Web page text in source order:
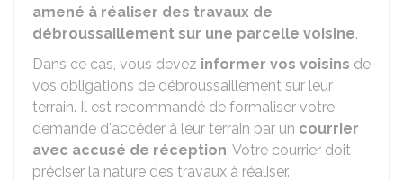
amené à réaliser des travaux de
débroussaillement sur une parcelle voisine.
Dans ce cas, vous devez informer vos voisins de
vos obligations de débroussaillement sur leur
terrain. Il est recommandé de formaliser votre
demande d'accéder à leur terrain par un courrier
avec accusé de réception. Votre courrier doit
préciser la nature des travaux à réaliser.